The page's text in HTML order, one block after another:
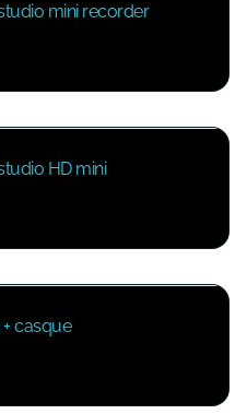
mini recorder
HD mini
casque